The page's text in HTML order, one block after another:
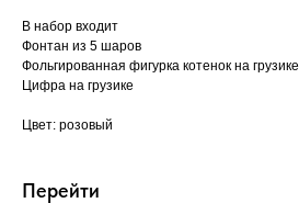
В набор входит
Фонтан из 5 шаров
Фольгированная фигурка котенок на грузике
Цифра на грузике
Цвет: розовый
Перейти